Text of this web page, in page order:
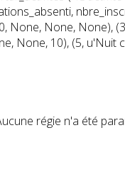
None, None, None),
None, 10), (5, u'Nuit
régie n'a été